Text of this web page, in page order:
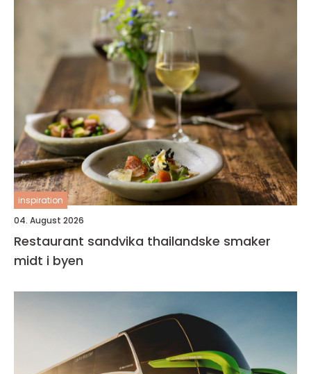
inspiration
04. August 2026
Restaurant sandvika thailandske smaker
midt i byen